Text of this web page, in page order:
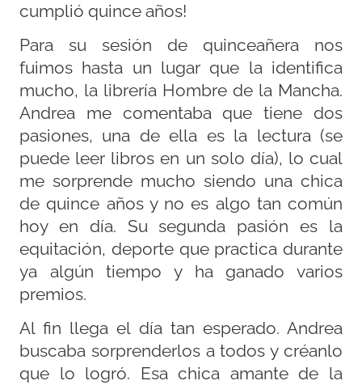
cumplió quince años!
Para su sesión de quinceañera nos
fuimos hasta un lugar que la identifica
mucho, la librería Hombre de la Mancha.
Andrea me comentaba que tiene dos
pasiones, una de ella es la lectura (se
puede leer libros en un solo día), lo cual
me sorprende mucho siendo una chica
de quince años y no es algo tan común
hoy en día. Su segunda pasión es la
equitación, deporte que practica durante
ya algún tiempo y ha ganado varios
premios.
Al fin llega el día tan esperado. Andrea
buscaba sorprenderlos a todos y créanlo
que lo logró. Esa chica amante de la